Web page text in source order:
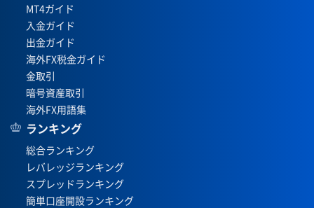
MT4ガイド
入金ガイド
出金ガイド
海外FX税金ガイド
金取引
暗号資産取引
海外FX用語集
ランキング
総合ランキング
レバレッジランキング
スプレッドランキング
簡単口座開設ランキング